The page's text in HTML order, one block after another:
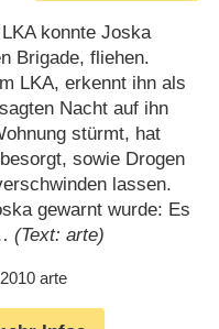
konnte Joska
Brigade, fliehen.
LKA, erkennt ihn als
Nacht auf ihn
stürmt, hat
sowie Drogen
lassen.
gewarnt wurde: Es
(Text: arte)
arte